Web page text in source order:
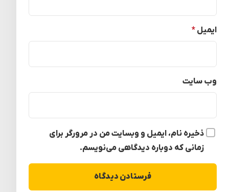
ایمیل *
وب‌ سایت
ذخیره نام، ایمیل و وبسایت من در مرورگر برای
زمانی که دوباره دیدگاهی می‌نویسم.